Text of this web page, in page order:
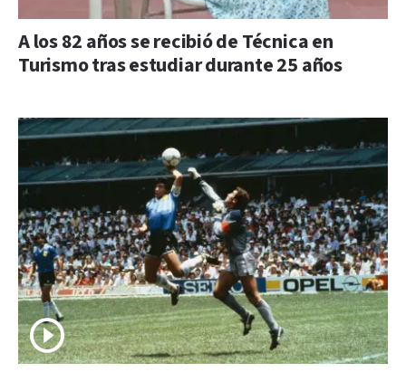
A los 82 años se recibió de Técnica en
Turismo tras estudiar durante 25 años